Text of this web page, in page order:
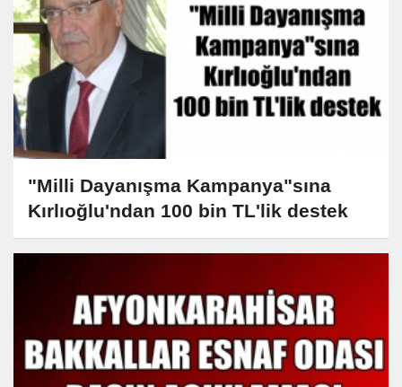
"Milli Dayanışma Kampanya"sına
Kırlıoğlu'ndan 100 bin TL'lik destek